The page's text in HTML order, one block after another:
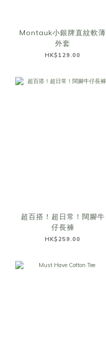
Montauk小銀牌直紋軟薄
外套
HK$129.00
超百搭！超日常！闊腳牛
仔長褲
HK$259.00